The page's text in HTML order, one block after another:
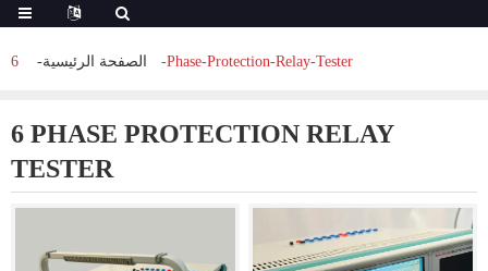
الصفحة الرئيسية 6-Phase-Protection-Relay-Tester
6 PHASE PROTECTION RELAY
TESTER